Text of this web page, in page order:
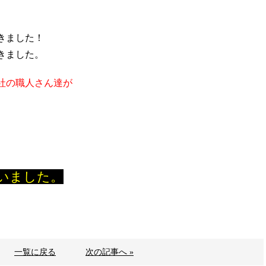
ました！
した。
の職人さん達が
した。
一覧に戻る 次の記事へ »